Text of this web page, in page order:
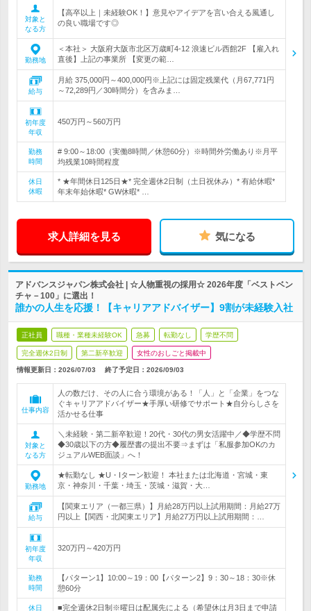
対象と
なる方
【高卒以上｜未経験OK！】意見やアイデアを言い合える風通し
の良い職場です◎
勤務地
＜本社＞ 大阪府大阪市北区万歳町4-12 浪速ビル西館2F 【雇入れ
直後】上記の事業所 【変更の範…
給与
月給 375,000円～400,000円※上記には固定残業代（月67,771円
～72,289円／30時間分）を含みま…
初年度
年収
450万円～560万円
勤務
時間
# 9:00～18:00（実働8時間／休憩60分）※時間外労働あり※月平
均残業10時間程度
休日
休暇
* ★年間休日125日★* 完全週休2日制（土日祝休み）* 有給休暇*
年末年始休暇* GW休暇* …
求人詳細を見る 気になる
アドバンスジャパン株式会社 | ☆人物重視の採用☆ 2026年度「ベストベン
チャ－100」に選出！
誰かの人生を応援！【キャリアアドバイザー】9割が未経験入社
正社員 職種・業種未経験OK 急募 転勤なし 学歴不問
完全週休2日制 第二新卒歓迎 女性のおしごと掲載中
情報更新日：2026/07/03 終了予定日： 2026/09/03
仕事内容
人の数だけ、その人に合う環境がある！「人」と「企業」をつな
ぐキャリアアドバイザー★手厚い研修でサポート★自分らしさを
活かせる仕事
対象と
なる方
＼未経験・第二新卒歓迎！20代・30代の男女活躍中／◆学歴不問
◆30歳以下の方◆履歴書の提出不要⇒まずは「私服参加OKのカ
ジュアルWEB面談」へ！
勤務地
★転勤なし ★U・Iターン歓迎！ 本社または北海道・宮城・東
京・神奈川・千葉・埼玉・茨城・滋賀・大…
給与
【関東エリア（一都三県）】月給28万円以上試用期間：月給27万
円以上【関西・北関東エリア】月給27万円以上試用期間：…
初年度
年収
320万円～420万円
勤務
時間
【パターン1】10:00～19：00【パターン2】9：30～18：30※休
憩60分
休日 ■完全週休2日制※曜日は配属先による（希望休は月3日まで申請